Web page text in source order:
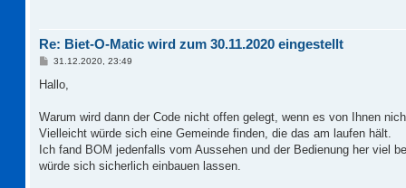
Re: Biet-O-Matic wird zum 30.11.2020 eingestellt
B
i
a
31.12.2020, 23:49
Hallo,
Warum wird dann der Code nicht offen gelegt, wenn es von Ihnen
Vielleicht würde sich eine Gemeinde finden, die das am laufen hält.
Ich fand BOM jedenfalls vom Aussehen und der Bedienung her viel
würde sich sicherlich einbauen lassen.